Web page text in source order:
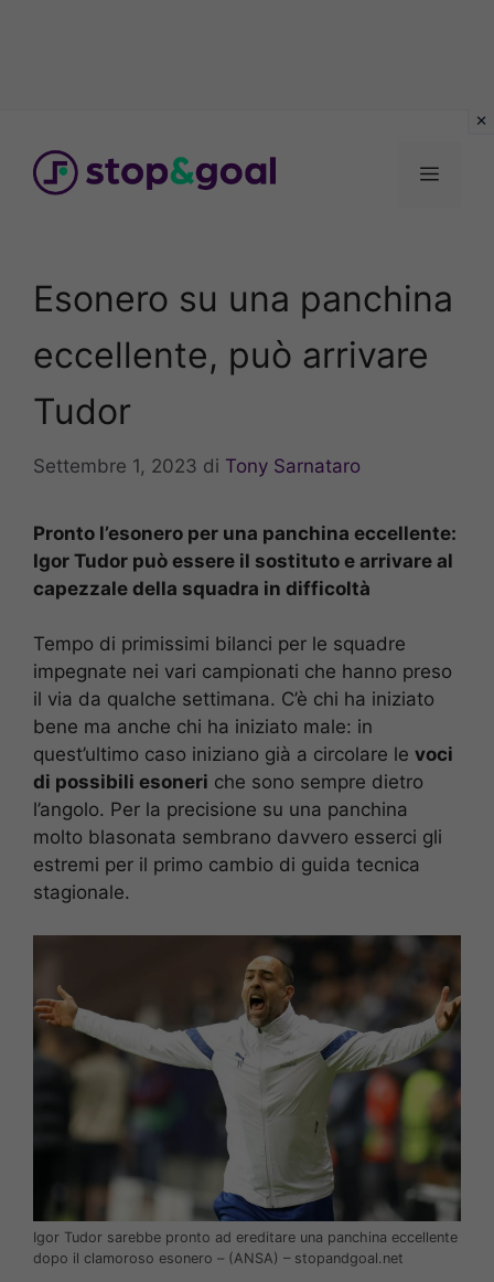
contenuto
Menu
Esonero su una panchina
eccellente, può arrivare
Tudor
Settembre 1, 2023 di Tony Sarnataro
Pronto l’esonero per una panchina eccellente:
Igor Tudor può essere il sostituto e arrivare al
capezzale della squadra in difficoltà
Tempo di primissimi bilanci per le squadre
impegnate nei vari campionati che hanno preso
il via da qualche settimana. C’è chi ha iniziato
bene ma anche chi ha iniziato male: in
quest’ultimo caso iniziano già a circolare le voci
di possibili esoneri che sono sempre dietro
l’angolo. Per la precisione su una panchina
molto blasonata sembrano davvero esserci gli
estremi per il primo cambio di guida tecnica
stagionale.
Igor Tudor sarebbe pronto ad ereditare una panchina eccellente
dopo il clamoroso esonero – (ANSA) – stopandgoal.net